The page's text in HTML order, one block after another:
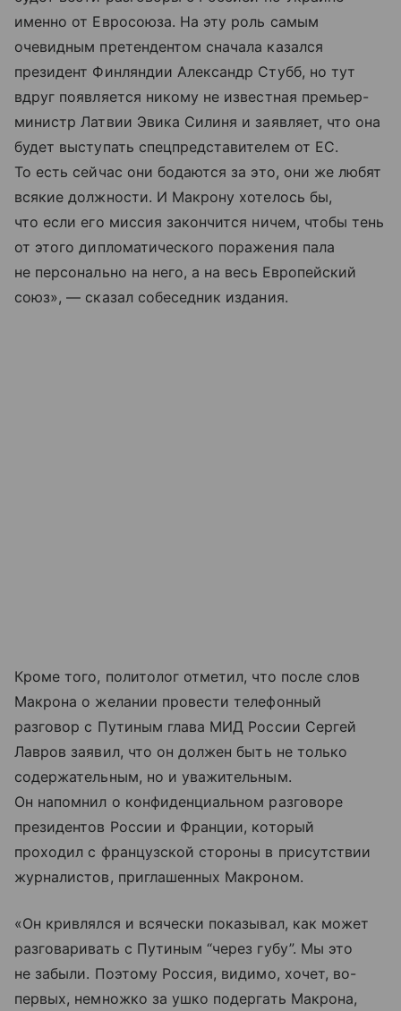
именно от Евросоюза. На эту роль самым
очевидным претендентом сначала казался
президент Финляндии Александр Стубб, но тут
вдруг появляется никому не известная премьер-
министр Латвии Эвика Силиня и заявляет, что она
будет выступать спецпредставителем от ЕС.
То есть сейчас они бодаются за это, они же любят
всякие должности. И Макрону хотелось бы,
что если его миссия закончится ничем, чтобы тень
от этого дипломатического поражения пала
не персонально на него, а на весь Европейский
союз», — сказал собеседник издания.
Кроме того, политолог отметил, что после слов
Макрона о желании провести телефонный
разговор с Путиным глава МИД России Сергей
Лавров заявил, что он должен быть не только
содержательным, но и уважительным.
Он напомнил о конфиденциальном разговоре
президентов России и Франции, который
проходил с французской стороны в присутствии
журналистов, приглашенных Макроном.
«Он кривлялся и всячески показывал, как может
разговаривать с Путиным “через губу”. Мы это
не забыли. Поэтому Россия, видимо, хочет, во-
первых, немножко за ушко подергать Макрона,